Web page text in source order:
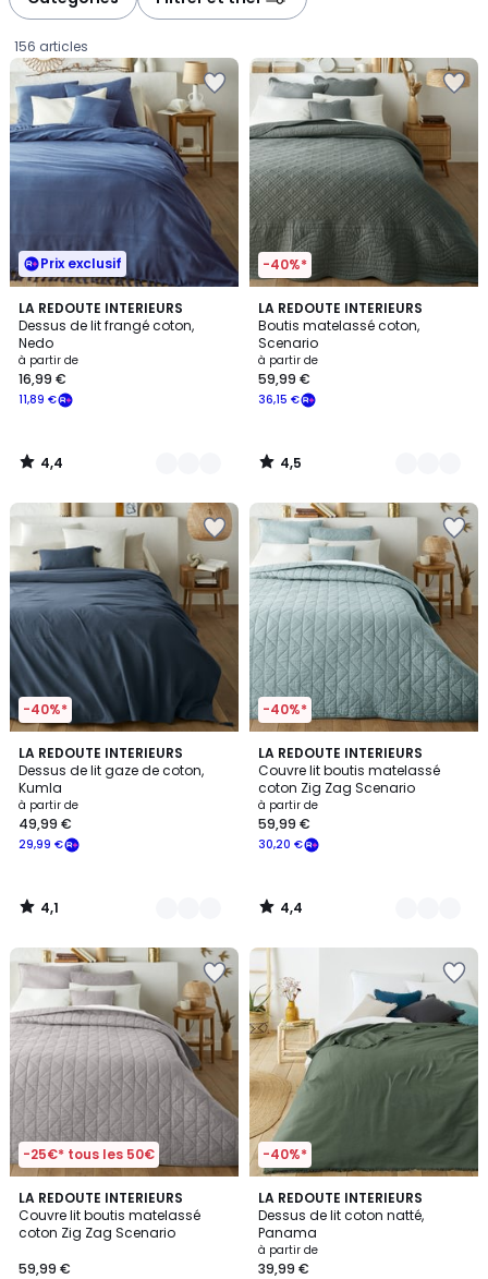
156 articles
Prix exclusif
LA REDOUTE INTERIEURS
Dessus de lit frangé coton,
Nedo
Prix
à
partir
16,99
€
notre
programme
pour
payer
à
la
place
11,89
€.
à partir de
11,89 €
16,99 €
4,4
/ 5
12
Couleurs
4,4
/
-40%*
LA REDOUTE INTERIEURS
Boutis matelassé coton,
Scenario
à partir de
36,15 €
59,99 €
4,5
/ 5
9
Couleurs
4,5
/
-40%*
LA REDOUTE INTERIEURS
Dessus de lit gaze de coton,
Kumla
à partir de
29,99 €
49,99 €
4,1
/ 5
6
Couleurs
4,1
/
-40%*
LA REDOUTE INTERIEURS
Couvre lit boutis matelassé
coton Zig Zag Scenario
à partir de
30,20 €
59,99 €
4,4
/ 5
9
Couleurs
4,4
/
-25€* tous les 50€
LA REDOUTE INTERIEURS
Couvre lit boutis matelassé
coton Zig Zag Scenario
59,99 €
4,4
/ 5
-40%*
LA REDOUTE INTERIEURS
Dessus de lit coton natté,
Panama
à partir de
39,99 €
3,8
/ 5
5
Couleurs